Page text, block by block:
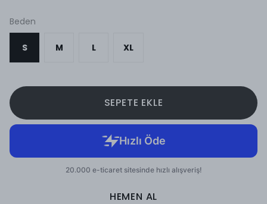
Beden
S M L XL
SEPETE EKLE
HEMEN AL